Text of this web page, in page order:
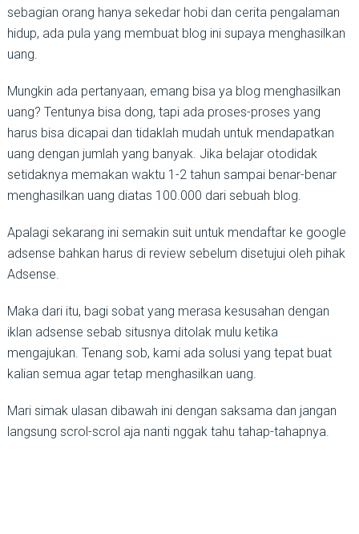
sebagian orang hanya sekedar hobi dan cerita pengalaman
hidup, ada pula yang membuat blog ini supaya menghasilkan
uang.
Mungkin ada pertanyaan, emang bisa ya blog menghasilkan
uang? Tentunya bisa dong, tapi ada proses-proses yang
harus bisa dicapai dan tidaklah mudah untuk mendapatkan
uang dengan jumlah yang banyak. Jika belajar otodidak
setidaknya memakan waktu 1-2 tahun sampai benar-benar
menghasilkan uang diatas 100.000 dari sebuah blog.
Apalagi sekarang ini semakin suit untuk mendaftar ke google
adsense bahkan harus di review sebelum disetujui oleh pihak
Adsense.
Maka dari itu, bagi sobat yang merasa kesusahan dengan
iklan adsense sebab situsnya ditolak mulu ketika
mengajukan. Tenang sob, kami ada solusi yang tepat buat
kalian semua agar tetap menghasilkan uang.
Mari simak ulasan dibawah ini dengan saksama dan jangan
langsung scrol-scrol aja nanti nggak tahu tahap-tahapnya.